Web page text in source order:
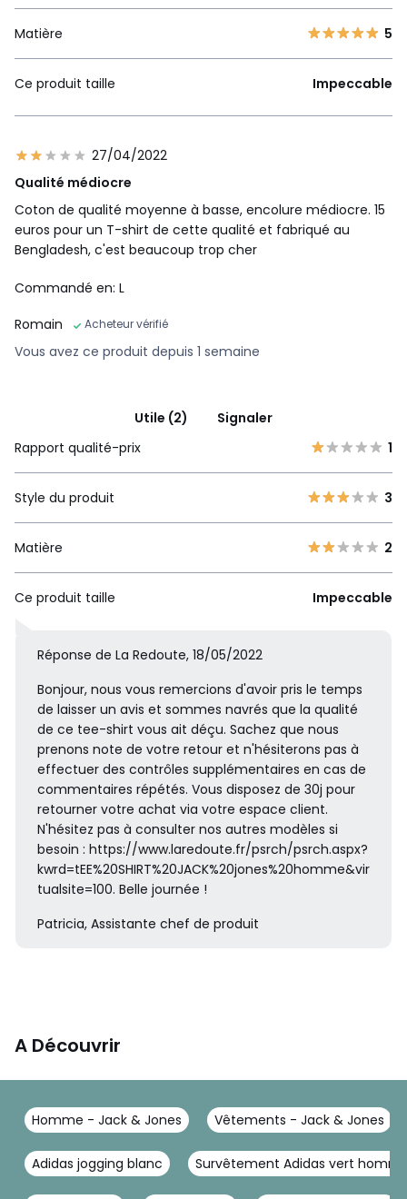
Matière 5
Ce produit taille Impeccable
27/04/2022
Qualité médiocre
Coton de qualité moyenne à basse, encolure médiocre. 15
euros pour un T-shirt de cette qualité et fabriqué au
Bengladesh, c'est beaucoup trop cher
Commandé en: L
Romain
Acheteur vérifié
Vous avez ce produit depuis 1 semaine
Utile (2)
Signaler
Rapport qualité-prix
1
Style du produit 3
Matière 2
Ce produit taille Impeccable
Réponse de La Redoute, 18/05/2022
Bonjour, nous vous remercions d'avoir pris le temps
de laisser un avis et sommes navrés que la qualité
de ce tee-shirt vous ait déçu. Sachez que nous
prenons note de votre retour et n'hésiterons pas à
effectuer des contrôles supplémentaires en cas de
commentaires répétés. Vous disposez de 30j pour
retourner votre achat via votre espace client.
N'hésitez pas à consulter nos autres modèles si
besoin : https://www.laredoute.fr/psrch/psrch.aspx?
kwrd=tEE%20SHIRT%20JACK%20jones%20homme&vir
tualsite=100. Belle journée !
Patricia, Assistante chef de produit
A Découvrir
Homme - Jack & Jones Vêtements - Jack & Jones
Adidas jogging blanc Survêtement Adidas vert